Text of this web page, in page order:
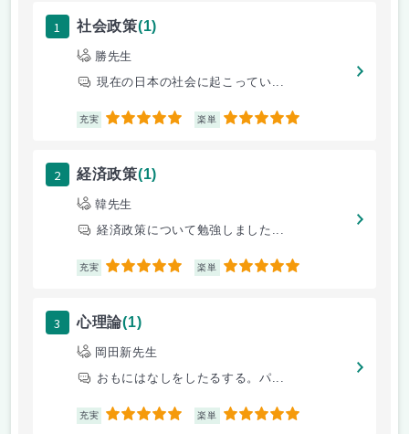
1 社会政策(1)
勝先生
現在の日本の社会に起こってい...
充実 5 楽単 5
2 経済政策(1)
韓先生
経済政策について勉強しました...
充実 5 楽単 5
3 心理論(1)
岡田新先生
おもにはなしをしたるする。パ...
充実 5 楽単 5